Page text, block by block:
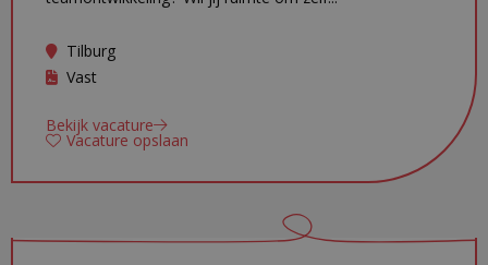
Tilburg
Vast
Bekijk vacature
Vacature opslaan